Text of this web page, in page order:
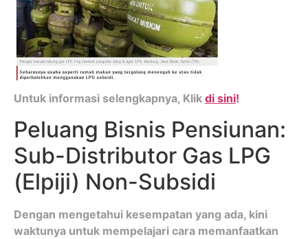
Untuk informasi selengkapnya, Klik di sini!
Peluang Bisnis Pensiunan:
Sub-Distributor Gas LPG
(Elpiji) Non-Subsidi
Dengan mengetahui kesempatan yang ada, kini
waktunya untuk mempelajari cara memanfaatkan